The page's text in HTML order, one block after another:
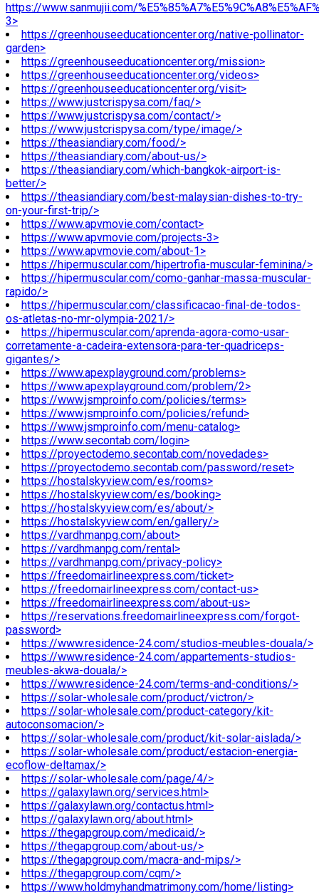
https://www.sanmujii.com/
3>
https://greenhouseeducationcenter.org/native-pollinator-
garden>
https://greenhouseeducationcenter.org/mission>
https://greenhouseeducationcenter.org/videos>
https://greenhouseeducationcenter.org/visit>
https://www.justcrispysa.com/faq/>
https://www.justcrispysa.com/contact/>
https://www.justcrispysa.com/type/image/>
https://theasiandiary.com/food/>
https://theasiandiary.com/about-us/>
https://theasiandiary.com/which-bangkok-airport-is-
better/>
https://theasiandiary.com/best-malaysian-dishes-to-try-
on-your-first-trip/>
https://www.apvmovie.com/contact>
https://www.apvmovie.com/projects-3>
https://www.apvmovie.com/about-1>
https://hipermuscular.com/hipertrofia-muscular-feminina/>
https://hipermuscular.com/como-ganhar-massa-muscular-
rapido/>
https://hipermuscular.com/classificacao-final-de-todos-
os-atletas-no-mr-olympia-2021/>
https://hipermuscular.com/aprenda-agora-como-usar-
corretamente-a-cadeira-extensora-para-ter-quadriceps-
gigantes/>
https://www.apexplayground.com/problems>
https://www.apexplayground.com/problem/2>
https://www.jsmproinfo.com/policies/terms>
https://www.jsmproinfo.com/policies/refund>
https://www.jsmproinfo.com/menu-catalog>
https://www.secontab.com/login>
https://proyectodemo.secontab.com/novedades>
https://proyectodemo.secontab.com/password/reset>
https://hostalskyview.com/es/rooms>
https://hostalskyview.com/es/booking>
https://hostalskyview.com/es/about/>
https://hostalskyview.com/en/gallery/>
https://vardhmanpg.com/about>
https://vardhmanpg.com/rental>
https://vardhmanpg.com/privacy-policy>
https://freedomairlineexpress.com/ticket>
https://freedomairlineexpress.com/contact-us>
https://freedomairlineexpress.com/about-us>
https://reservations.freedomairlineexpress.com/forgot-
password>
https://www.residence-24.com/studios-meubles-douala/>
https://www.residence-24.com/appartements-studios-
meubles-akwa-douala/>
https://www.residence-24.com/terms-and-conditions/>
https://solar-wholesale.com/product/victron/>
https://solar-wholesale.com/product-category/kit-
autoconsomacion/>
https://solar-wholesale.com/product/kit-solar-aislada/>
https://solar-wholesale.com/product/estacion-energia-
ecoflow-deltamax/>
https://solar-wholesale.com/page/4/>
https://galaxylawn.org/services.html>
https://galaxylawn.org/contactus.html>
https://galaxylawn.org/about.html>
https://thegapgroup.com/medicaid/>
https://thegapgroup.com/about-us/>
https://thegapgroup.com/macra-and-mips/>
https://thegapgroup.com/cqm/>
https://www.holdmyhandmatrimony.com/home/listing>